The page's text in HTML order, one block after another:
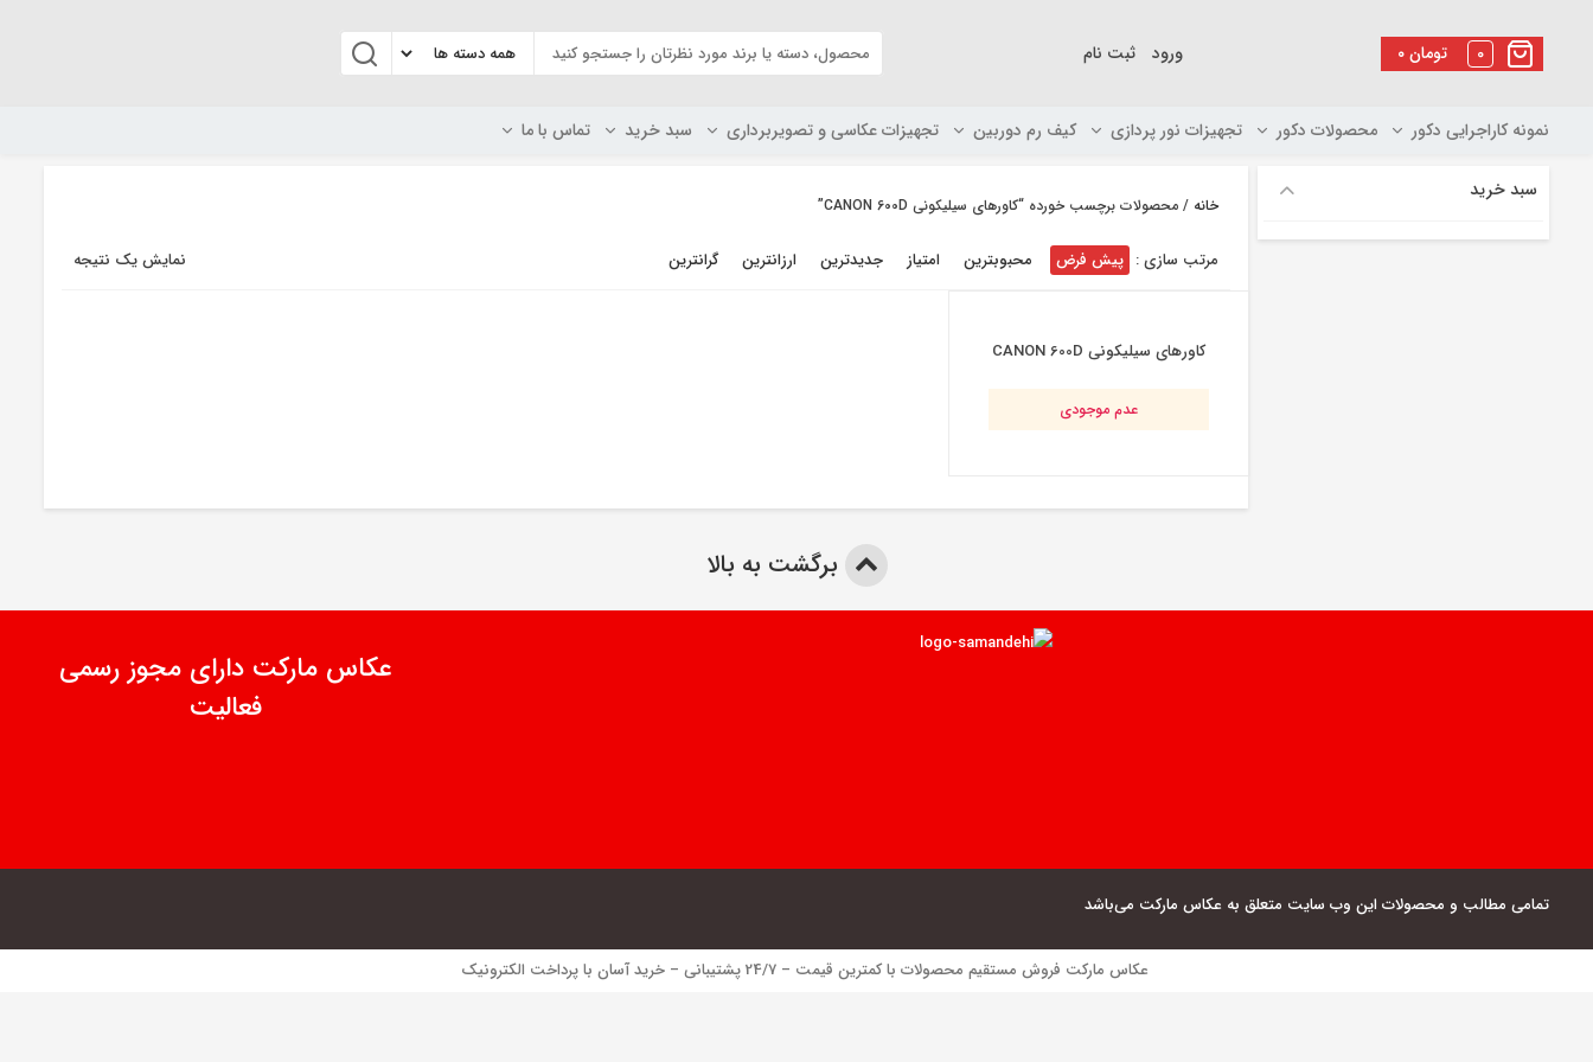
۰تومان 0 ورود ثبت نام
نمونه کاراجرایی دکور محصولات دکور تجهیزات نور پردازی کیف رم دوربین تجهیزات عکاسی و تصویربرداری سبد خرید تماس با ما
خانه / محصولات برچسب خورده “کاورهای سیلیکونی CANON 600D”
نمایش یک نتیجه مرتب سازی : پیش فرض محبوبترین امتیاز جدیدترین ارزانترین گرانترین
کاورهای سیلیکونی CANON 600D
عدم موجودی
سبد خرید
برگشت به بالا
عکاس مارکت دارای مجوز رسمی
فعالیت
تمامی مطالب و محصولات این وب سایت متعلق به عکاس مارکت می‌باشد
عکاس مارکت فروش مستقیم محصولات با کمترین قیمت – 24/7 پشتیبانی – خرید آسان با پرداخت الکترونیک